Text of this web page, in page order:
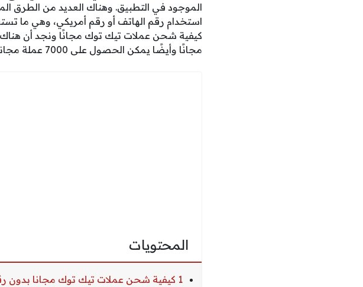
الموجود في التطبيق. وهناك العديد من الطرق
استخدام رقم الهاتف أو رقم أمريكي، وهي ما
كيفية شحن عملات تيك توك مجانًا ونجد أن
مجانًا وأيضًا يمكن الحصول على 7000 عملة مجانية عن طريق مواقع تدعم تطبيق تيك توك.
المحتويات
1 كيفية شحن عملات تيك توك مجانا بدون رقم هاتف أو برقم أمريكي